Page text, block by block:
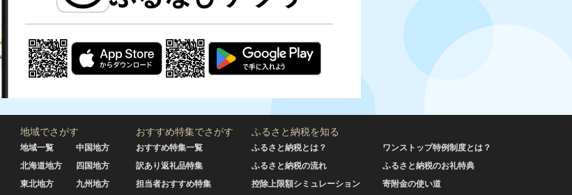
地域でさがす
地域一覧
北海道地方
東北地方
中国地方
四国地方
九州地方
おすすめ特集でさがす
おすすめ特集一覧
訳あり返礼品特集
担当者おすすめ特集
ふるさと納税を知る
ふるさと納税とは？
ふるさと納税の流れ
控除上限額シミュレーション
ワンストップ特例制度とは？
ふるさと納税のお礼特典
寄附金の使い道